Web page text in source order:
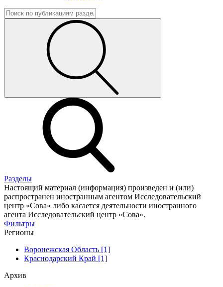
Разделы
Настоящий материал (информация) произведен и (или)
распространен иностранным агентом Исследовательский
центр «Сова» либо касается деятельности иностранного
агента Исследовательский центр «Сова».
Фильтры
Регионы
Воронежская Область [1]
Краснодарский Край [1]
Архив